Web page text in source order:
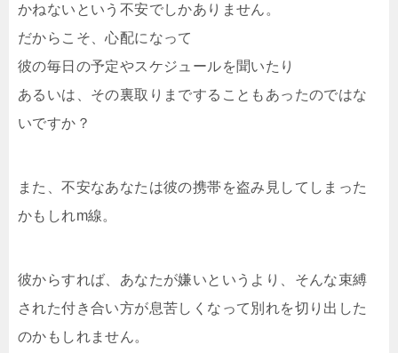
かねないという不安でしかありません。
だからこそ、心配になって
彼の毎日の予定やスケジュールを聞いたり
あるいは、その裏取りまですることもあったのではな
いですか？
また、不安なあなたは彼の携帯を盗み見してしまった
かもしれm線。
彼からすれば、あなたが嫌いというより、そんな束縛
された付き合い方が息苦しくなって別れを切り出した
のかもしれません。